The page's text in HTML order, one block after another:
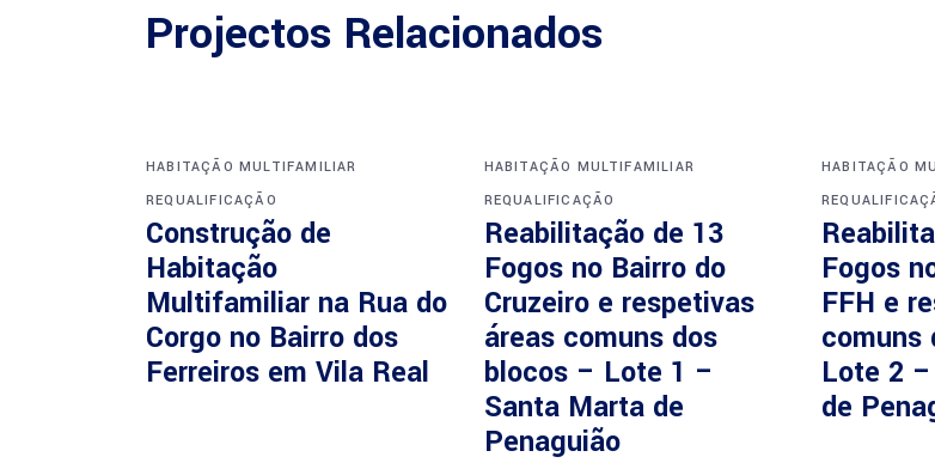
Projectos Relacionados
HABITAÇÃO MULTIFAMILIAR
REQUALIFICAÇÃO
Construção de
Habitação
Multifamiliar na Rua do
Corgo no Bairro dos
Ferreiros em Vila Real
HABITAÇÃO MULTIFAMILIAR
REQUALIFICAÇÃO
Reabilitação de 13
Fogos no Bairro do
Cruzeiro e respetivas
áreas comuns dos
blocos – Lote 1 –
Santa Marta de
Penaguião
HABITAÇÃO
Fogos
FFH e
comuns
Lote 2
de